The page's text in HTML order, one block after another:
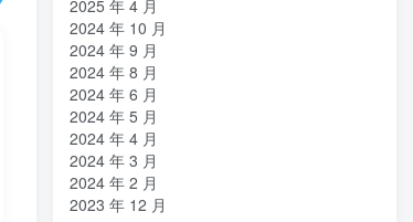
2025 年 4 月
2024 年 10 月
2024 年 9 月
2024 年 8 月
2024 年 6 月
2024 年 5 月
2024 年 4 月
2024 年 3 月
2024 年 2 月
2023 年 12 月